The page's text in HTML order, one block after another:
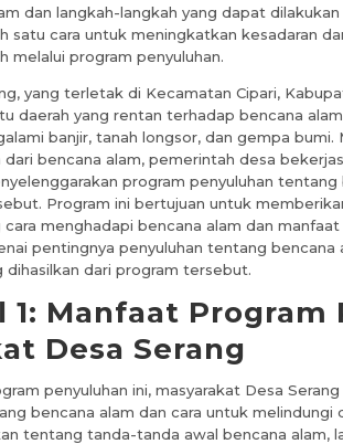
dan langkah-langkah yang dapat
satu cara untuk meningkatkan kesadaran
melalui program penyuluhan.
yang terletak di Kecamatan Cipari,
daerah yang rentan terhadap bencana
banjir, tanah longsor, dan gempa
bencana alam, pemerintah desa
program penyuluhan tentang
Program ini bertujuan untuk
menghadapi bencana alam dan
pentingnya penyuluhan tentang bencana
dari program tersebut.
1: Manfaat Program
Desa Serang
penyuluhan ini, masyarakat Desa
bencana alam dan cara untuk melindungi
tentang tanda-tanda awal bencana alam,